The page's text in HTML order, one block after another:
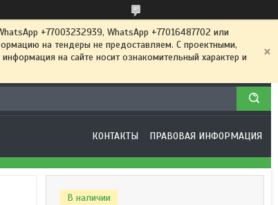
+77003232939, WhatsApp +77016487702 или
на тендеры не предоставляем. С проектными,
на сайте носит ознакомительный характер и
КОНТАКТЫ ПРАВОВАЯ ИНФОРМАЦИЯ
В наличии